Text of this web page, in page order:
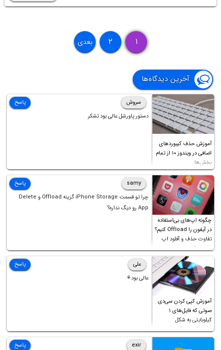
۱ ۲ بعدی
آخرین دیدگاه‌ها
آموزش حذف کیبوردهای
اضافی در ویندوز ۱۰ از تمام
بخش‌ها
سروش
دستور پاورشل عالی بود تشکر
پاسخ
چگونه اپ‌های بی‌استفاده
در آیفون را Offload کنیم؟
تفاوت حذف و آفلود اپ
چیست؟
samy
چرا تو قسمت iPhone Storage گزینه Offload و Delete
App رو دیگ نداره؟
پاسخ
آموزش کپی کردن سی‌دی
صوتی که فایل‌های ۱
کیلوبایتی به شکل
شورت‌کات در آن موجود
است!
علی
عالی بود⚘
پاسخ
exir
پاسخ